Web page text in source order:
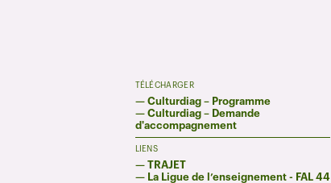
TÉLÉCHARGER
— Culturdiag – Programme
— Culturdiag – Demande
d'accompagnement
LIENS
— TRAJET
— La Ligue de l’enseignement - FAL 44